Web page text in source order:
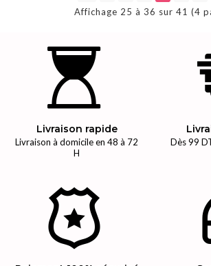
Affichage 25 à 36 sur 41 (4
Livraison rapide
Livraison à domicile en 48 à 72
H
Dès 99